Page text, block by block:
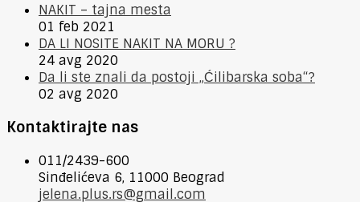
NAKIT – tajna mesta
01 feb 2021
DA LI NOSITE NAKIT NA MORU ?
24 avg 2020
Da li ste znali da postoji „Ćilibarska soba“?
02 avg 2020
Kontaktirajte nas
011/2439-600
Sinđelićeva 6, 11000 Beograd
jelena.plus.rs@gmail.com